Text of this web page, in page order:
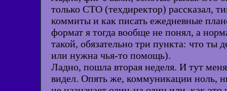
только CTO (техдиректор) рассказал,
коммиты и как писать ежедневные
формат я тогда вообще не понял, а
такой, обязательно три пункта: что ты
или нужна чья-то помощь).
Ладно, пошла вторая неделя. И тут
видел. Опять же, коммуникации ноль,